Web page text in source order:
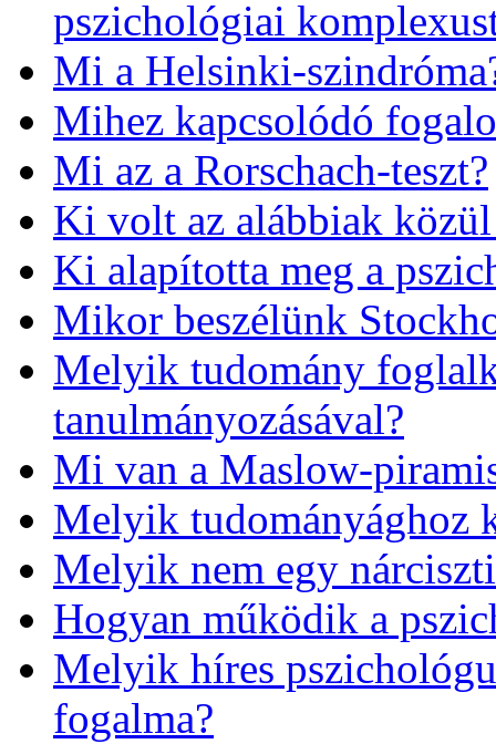
pszichológiai
Mi a Helsinki-
Mihez kapcsolódó
Mi az a Rorschach-teszt?
Ki volt az alábbiak
Ki alapította meg a
Mikor beszélünk
Melyik tudomány
tanulmányozásával?
Mi van a Maslow-
Melyik tudományághoz
Melyik nem egy
Hogyan működik a
Melyik híres
fogalma?